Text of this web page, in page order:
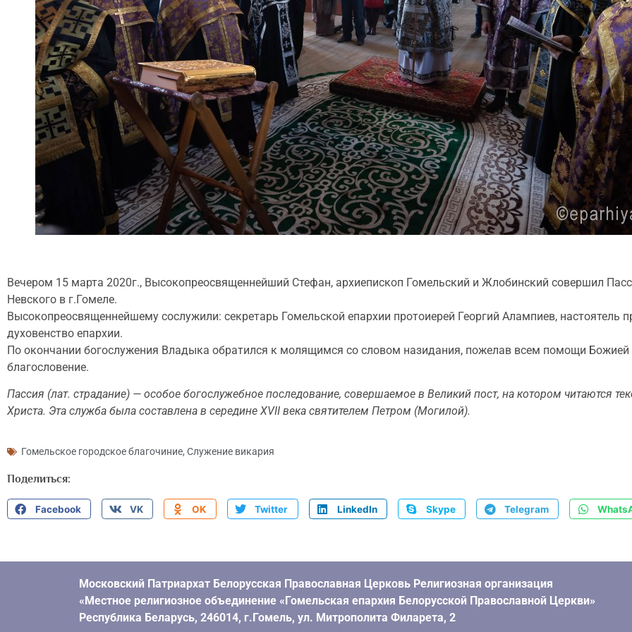
Вечером 15 марта 2020г., Высокопреосвященнейший Стефан, архиепископ Гомельский и Жлобинский совершил
Невского в г.Гомеле.
Высокопреосвященнейшему сослужили: секретарь Гомельской епархии протоиерей Георгий Алампиев, настоятель
духовенство епархии.
По окончании богослужения Владыка обратился к молящимся со словом назидания, пожелав всем помощи
благословение.
Пассия (лат. страдание) — особое богослужебное последование, совершаемое в Великий пост, на котором читаются
Христа. Эта служба была составлена в середине XVII века святителем Петром (Могилой).
Гомельское городское благочиние, Служение викария
Поделиться:
Facebook VK OK Twitter LinkedIn Skype Telegram
Московский Патриархат Белорусская Православная Церковь Религиозная организация
«Местное религиозное объединение «Гомельская епархия Белорусской Православной Церкви»
Республика Беларусь, 246014, г.Гомель, ул. Митрополита Филарета, 2